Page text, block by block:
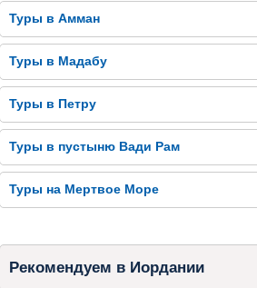
Туры в Амман
Туры в Мадабу
Туры в Петру
Туры в пустыню Вади Рам
Туры на Мертвое Море
Рекомендуем в Иордании